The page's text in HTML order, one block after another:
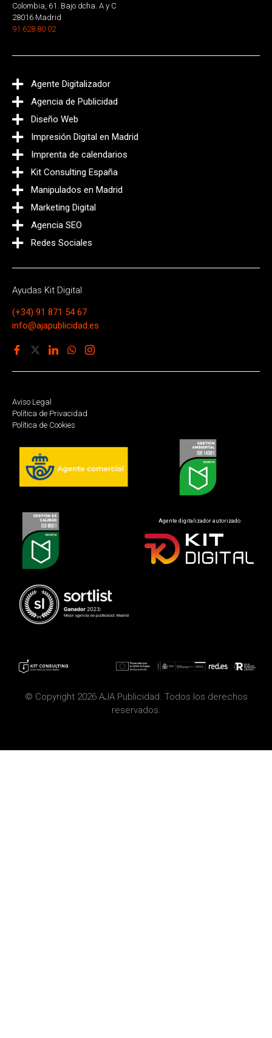
Colombia, 61. Bajo dcha. A y C
28016 Madrid
91 628 80 02
Agente Digitalizador
Agencia de Publicidad
Diseño Web
Impresión Digital en Madrid
Imprenta de calendarios
Kit Consulting España
Manipulados en Madrid
Marketing Digital
Agencia SEO
Redes Sociales
Ayudas Kit Digital
(+34) 91 871 54 67
info@ajapublicidad.es
Aviso Legal
Política de Privacidad
Política de Cookies
Agente digitalizador autorizado
© Copyright 2026 AJA Publicidad. Todos los derechos
reservados.